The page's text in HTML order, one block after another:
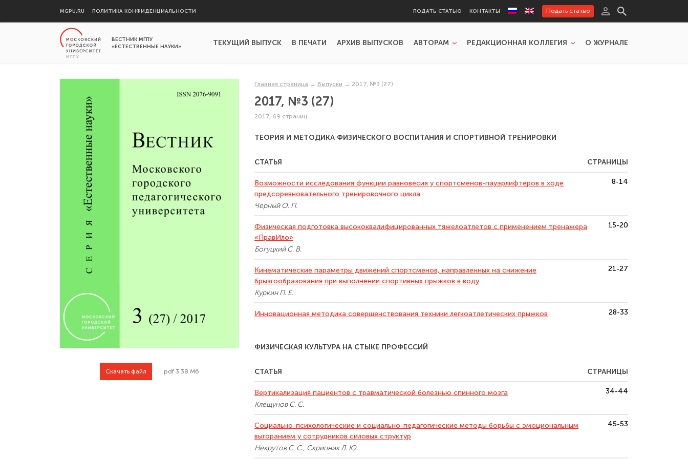
MGPU.RU ПОЛИТИКА КОНФИДЕНЦИАЛЬНОСТИ ПОДАТЬ СТАТЬЮ КОНТАКТЫ Подать статью
ВЕСТНИК МГПУ
«ЕСТЕСТВЕННЫЕ НАУКИ»
ТЕКУЩИЙ ВЫПУСК В ПЕЧАТИ АРХИВ ВЫПУСКОВ АВТОРАМ РЕДАКЦИОННАЯ КОЛЛЕГИЯ О ЖУРНАЛЕ
Скачать файл .pdf 3.38 Мб
Главная страница → Выпуски → 2017, №3 (27)
2017, №3 (27)
2017, 69 страниц
ТЕОРИЯ И МЕТОДИКА ФИЗИЧЕСКОГО ВОСПИТАНИЯ И СПОРТИВНОЙ ТРЕНИРОВКИ
СТАТЬЯ СТРАНИЦЫ
Возможности исследования функции равновесия у спортсменов-пауэрлифтеров в ходе
предсоревновательного тренировочного цикла
Черный О. П.
8-14
Физическая подготовка высококвалифицированных тяжелоатлетов с применением тренажера
«ПравИло»
Богуцкий С. В.
15-20
Кинематические параметры движений спортсменов, направленных на снижение
брызгообразования при выполнении спортивных прыжков в воду
Куркин П. Е.
21-27
Инновационная методика совершенствования техники легкоатлетических прыжков 28-33
ФИЗИЧЕСКАЯ КУЛЬТУРА НА СТЫКЕ ПРОФЕССИЙ
СТАТЬЯ СТРАНИЦЫ
Вертикализация пациентов с травматической болезнью спинного мозга
Клещунов С. С.
34-44
Социально-психологические и социально-педагогические методы борьбы с эмоциональным
выгоранием у сотрудников силовых структур
Некрутов С. С., Скрипник Л. Ю.
45-53